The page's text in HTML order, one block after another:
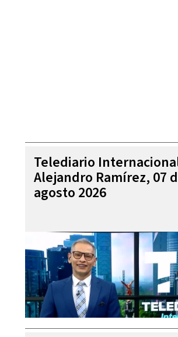
Telediario
Alejandro Ramírez, 07
agosto 2026